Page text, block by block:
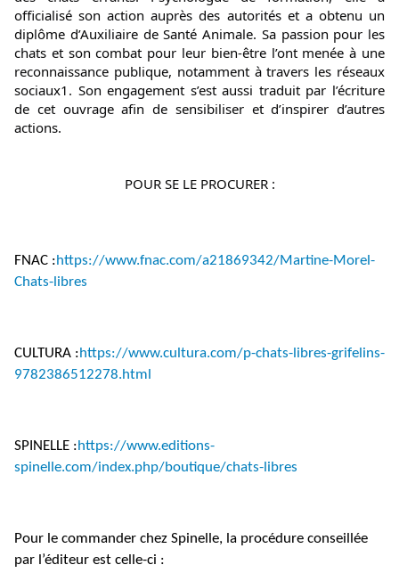
officialisé son action auprès des autorités et a obtenu un
diplôme d’Auxiliaire de Santé Animale. Sa passion pour les
chats et son combat pour leur bien-être l’ont menée à une
reconnaissance publique, notamment à travers les réseaux
sociaux1. Son engagement s’est aussi traduit par l’écriture
de cet ouvrage afin de sensibiliser et d’inspirer d’autres
actions.
POUR SE LE PROCURER :
FNAC :https://www.fnac.com/a21869342/Martine-Morel-
Chats-libres
CULTURA :https://www.cultura.com/p-chats-libres-grifelins-
9782386512278.html
SPINELLE :https://www.editions-
spinelle.com/index.php/boutique/chats-libres
Pour le commander chez Spinelle, la procédure conseillée
par l’éditeur est celle-ci :